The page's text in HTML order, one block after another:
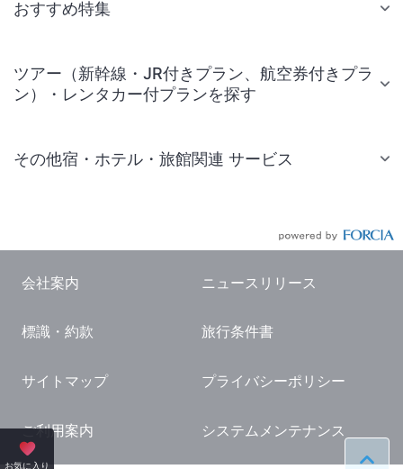
お気に入り
おすすめ特集
ツアー（新幹線・JR付きプラン、航空券付きプラ
ン）・レンタカー付プランを探す
その他宿・ホテル・旅館関連 サービス
国内観光ガイド
旅行・観光情報
会社案内 ニュースリリース
標識・約款 旅行条件書
サイトマップ プライバシーポリシー
ご利用案内 システムメンテナンス